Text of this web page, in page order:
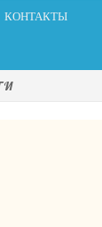
КОНТАКТЫ